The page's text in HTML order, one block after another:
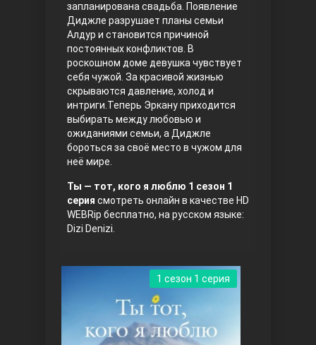
Воскресший Эртугрул
Три сестры
запланирована свадьба. Появление
Диджле разрушает планы семьи
Алдур и становится причиной
постоянных конфликтов. В
роскошном доме девушка чувствует
себя чужой. За красивой жизнью
скрываются давление, холод и
интриги.Теперь Эркану приходится
выбирать между любовью и
ожиданиями семьи, а Диджле
бороться за своё место в чужом для
неё мире.
Ты — тот, кого я люблю 1 сезон 1
серия смотреть онлайн в качестве HD
WEBRip бесплатно, на русском языке:
Dizi Denizi.
1 сезон 1 серия